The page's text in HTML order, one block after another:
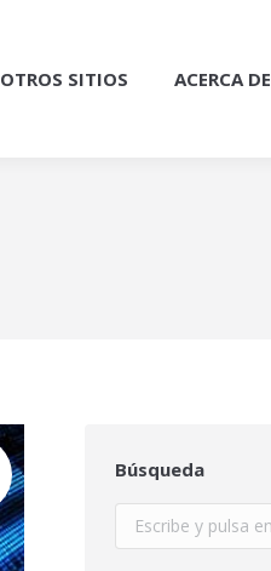
OTROS SITIOS ACERCA DE
Búsqueda
Buscar: